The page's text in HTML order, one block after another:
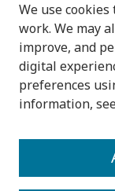
Browse
Collections
Disciplines
Authors
We use
work. We may
improve, and
digital
preferences
information,